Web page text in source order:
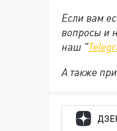
Если вам
вопросы и
наш "
А также